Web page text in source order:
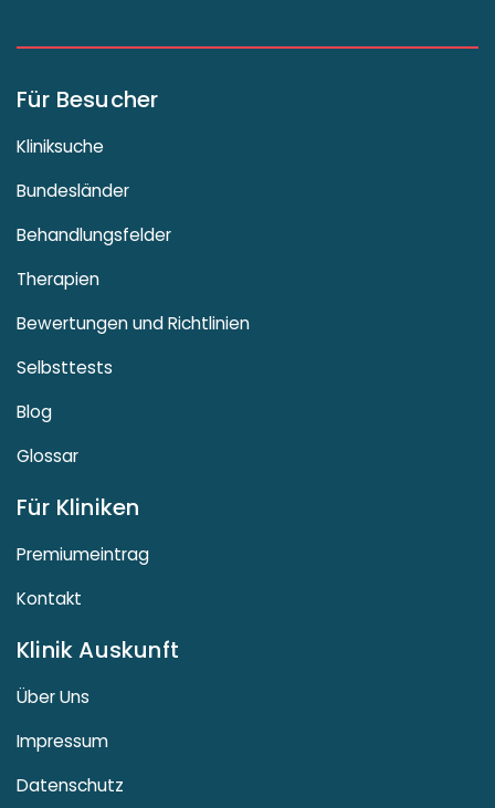
Für Besucher
Kliniksuche
Bundesländer
Behandlungsfelder
Therapien
Bewertungen und Richtlinien
Selbsttests
Blog
Glossar
Für Kliniken
Premiumeintrag
Kontakt
Klinik Auskunft
Über Uns
Impressum
Datenschutz